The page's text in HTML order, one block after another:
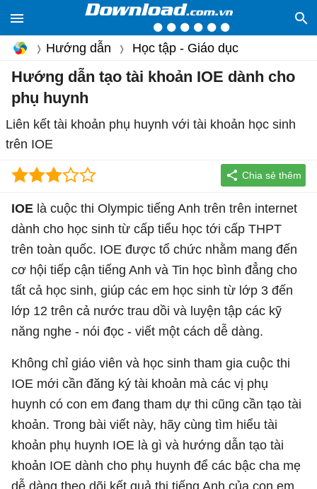
Hướng dẫn Học tập - Giáo dục
Hướng dẫn tạo tài khoản IOE dành cho
phụ huynh
Liên kết tài khoản phụ huynh với tài khoản học sinh
trên IOE
IOE là cuộc thi Olympic tiếng Anh trên trên internet
dành cho học sinh từ cấp tiểu học tới cấp THPT
trên toàn quốc. IOE được tổ chức nhằm mang đến
cơ hội tiếp cận tiếng Anh và Tin học bình đẳng cho
tất cả học sinh, giúp các em học sinh từ lớp 3 đến
lớp 12 trên cả nước trau dồi và luyện tập các kỹ
năng nghe - nói đọc - viết một cách dễ dàng.
Không chỉ giáo viên và học sinh tham gia cuộc thi
IOE mới cần đăng ký tài khoản mà các vị phụ
huynh có con em đang tham dự thi cũng cần tạo tài
khoản. Trong bài viết này, hãy cùng tìm hiểu tài
khoản phụ huynh IOE là gì và hướng dẫn tạo tài
khoản IOE dành cho phụ huynh để các bậc cha mẹ
dễ dàng theo dõi kết quả thi tiếng Anh của con em